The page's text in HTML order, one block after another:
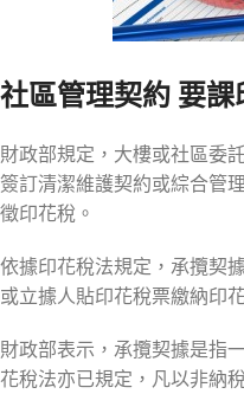
社區管理契約 要課
財政部規定，大樓或社區委
簽訂清潔維護契約或綜合管
徵印花稅。
依據印花稅法規定，承攬契
或立據人貼印花稅票繳納印
財政部表示，承攬契據是指
花稅法亦已規定，凡以非納